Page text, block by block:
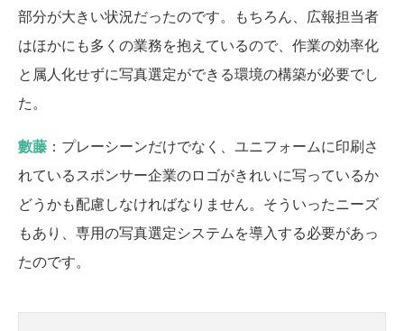
部分が大きい状況だったのです。もちろん、広報担当者
はほかにも多くの業務を抱えているので、作業の効率化
と属人化せずに写真選定ができる環境の構築が必要でし
た。
數藤 ：プレーシーンだけでなく、ユニフォームに印刷さ
れているスポンサー企業のロゴがきれいに写っているか
どうかも配慮しなければなりません。そういったニーズ
もあり、専用の写真選定システムを導入する必要があっ
たのです。